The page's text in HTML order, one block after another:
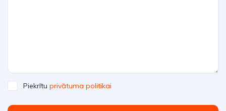
Piekrītu privātuma politikai